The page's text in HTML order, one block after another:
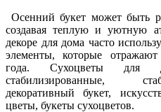
Осенний букет может быть
создавая теплую и уютную
декоре для дома часто
элементы, которые
года. Сухоцветы для
стабилизированные,
декоративный букет,
цветы, букеты сухоцветов.